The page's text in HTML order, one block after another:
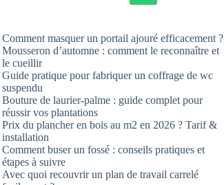
Comment masquer un portail ajouré efficacement ?
Mousseron d’automne : comment le reconnaître et
le cueillir
Guide pratique pour fabriquer un coffrage de wc
suspendu
Bouture de laurier-palme : guide complet pour
réussir vos plantations
Prix du plancher en bois au m2 en 2026 ? Tarif &
installation
Comment buser un fossé : conseils pratiques et
étapes à suivre
Avec quoi recouvrir un plan de travail carrelé